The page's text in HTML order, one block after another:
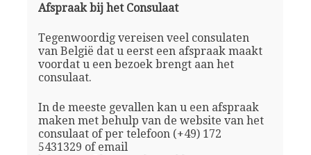
Afspraak bij het Consulaat
Tegenwoordig vereisen veel consulaten
van België dat u eerst een afspraak maakt
voordat u een bezoek brengt aan het
consulaat.
In de meeste gevallen kan u een afspraak
maken met behulp van de website van het
consulaat of per telefoon (+49) 172
5431329 of email